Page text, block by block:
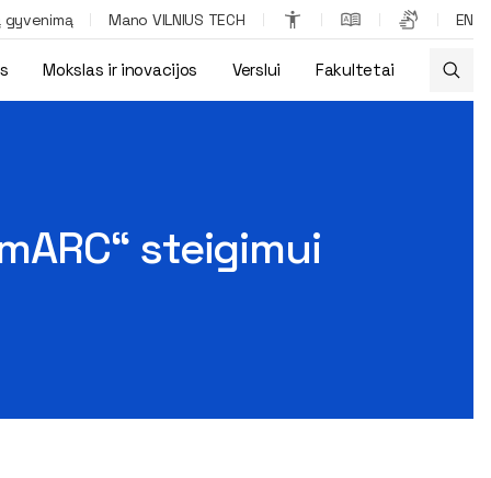
gyvenimą Mano VILNIUS TECH EN
Mokslas ir inovacijos Verslui Fakultetai
Eur finansavimas
steigimui